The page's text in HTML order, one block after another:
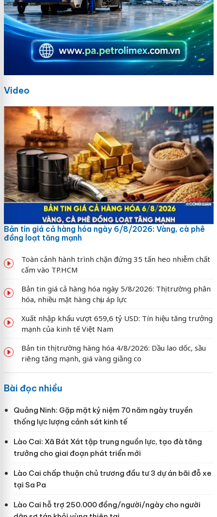
Video
Bản tin giá cả hàng hóa ngày 6/8/2026: Vàng, cà phê
đồng loạt tăng mạnh
Toàn cảnh hành trình chặn đứng 35 tấn heo nhiễm chất
cấm vào TP.HCM
Bản tin giá cả hàng hóa ngày 5/8/2026: Thị trường phân
hóa, nhiều mặt hàng chịu áp lực
Xuất nhập khẩu vượt 659,6 tỷ USD: Tín hiệu tăng trưởng
mạnh của kinh tế Việt Nam
Bản tin thị trường hàng hóa 4/8/2026: Dầu lao dốc, sầu
riêng tăng mạnh, giá vàng giằng co
Bài đọc nhiều
Quảng Ninh: Gặp mặt kỷ niệm 70 năm ngày truyền
thống lực lượng cảnh sát kinh tế
Lào Cai: Xã Bát Xát tập trung nguồn lực, tạo đà tăng
trưởng cho giai đoạn phát triển mới
Lào Cai chấp thuận chủ trương đầu tư 3 dự án bãi đỗ xe
tại Sa Pa
Lào Cai hỗ trợ 250.000 đồng/người/ngày cho người